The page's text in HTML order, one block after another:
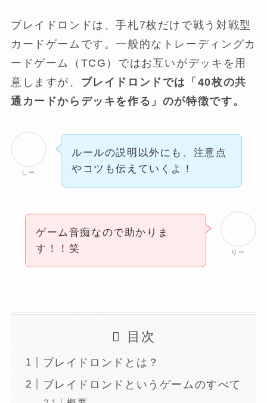
ブレイドロンドは、手札7枚だけで戦う対戦型
カードゲームです。一般的なトレーディングカ
ードゲーム（TCG）ではお互いがデッキを用
意しますが、 ブレイドロンドでは「40枚の共
通カードからデッキを作る」のが特徴です。
しー
ルールの説明以外にも、注意点
やコツも伝えていくよ！
りー
ゲーム音痴なので助かりま
す！！笑
目次
ブレイドロンドとは？
ブレイドロンドというゲームのすべて